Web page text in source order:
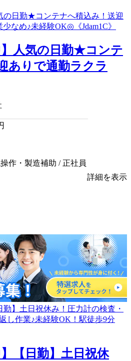
】人気の日勤★コンテ
ありで通勤ラクラ
作・製造補助 / 正社員
詳細を表示
】【日勤】土日祝休